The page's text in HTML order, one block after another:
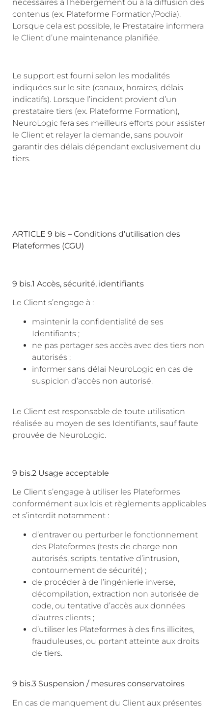
nécessaires à l’hébergement ou à la diffusion des
contenus (ex. Plateforme Formation/Podia).
Lorsque cela est possible, le Prestataire informera
le Client d’une maintenance planifiée.
Le support est fourni selon les modalités
indiquées sur le site (canaux, horaires, délais
indicatifs). Lorsque l’incident provient d’un
prestataire tiers (ex. Plateforme Formation),
NeuroLogic fera ses meilleurs efforts pour assister
le Client et relayer la demande, sans pouvoir
garantir des délais dépendant exclusivement du
tiers.
ARTICLE 9 bis – Conditions d’utilisation des
Plateformes (CGU)
9 bis.1 Accès, sécurité, identifiants
Le Client s’engage à :
maintenir la confidentialité de ses
Identifiants ;
ne pas partager ses accès avec des tiers non
autorisés ;
informer sans délai NeuroLogic en cas de
suspicion d’accès non autorisé.
Le Client est responsable de toute utilisation
réalisée au moyen de ses Identifiants, sauf faute
prouvée de NeuroLogic.
9 bis.2 Usage acceptable
Le Client s’engage à utiliser les Plateformes
conformément aux lois et règlements applicables
et s’interdit notamment :
d’entraver ou perturber le fonctionnement
des Plateformes (tests de charge non
autorisés, scripts, tentative d’intrusion,
contournement de sécurité) ;
de procéder à de l’ingénierie inverse,
décompilation, extraction non autorisée de
code, ou tentative d’accès aux données
d’autres clients ;
d’utiliser les Plateformes à des fins illicites,
frauduleuses, ou portant atteinte aux droits
de tiers.
9 bis.3 Suspension / mesures conservatoires
En cas de manquement du Client aux présentes